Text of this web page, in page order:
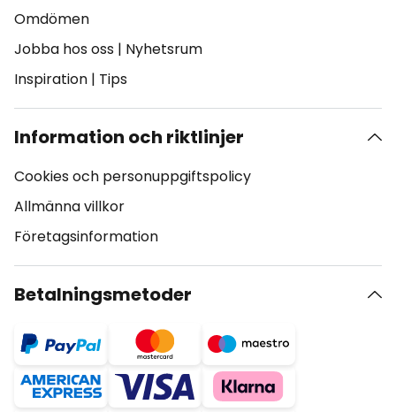
Omdömen
Jobba hos oss | Nyhetsrum
Inspiration | Tips
Information och riktlinjer
Cookies och personuppgiftspolicy
Allmänna villkor
Företagsinformation
Betalningsmetoder